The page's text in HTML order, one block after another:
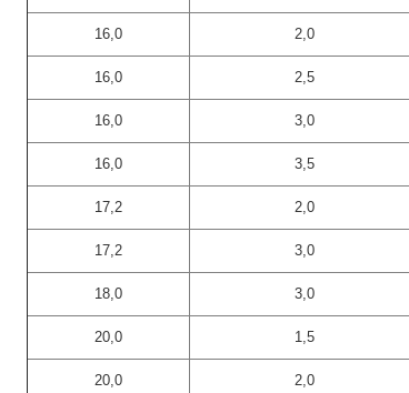
16,0 2,0
16,0 2,5
16,0 3,0
16,0 3,5
17,2 2,0
17,2 3,0
18,0 3,0
20,0 1,5
20,0 2,0